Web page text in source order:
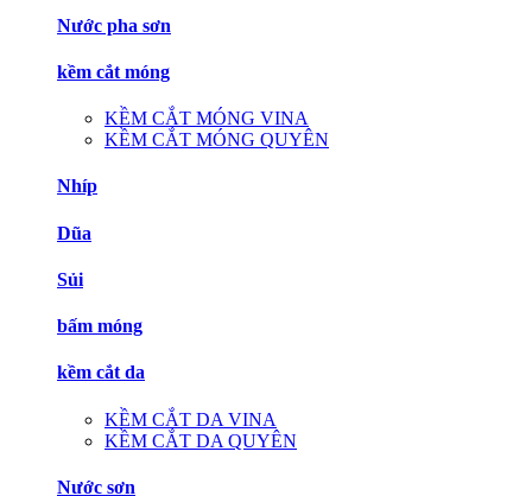
Nước pha sơn
kềm cắt móng
KỀM CẮT MÓNG VINA
KỀM CẮT MÓNG QUYÊN
Nhíp
Dũa
Sủi
bấm móng
kềm cắt da
KỀM CẮT DA VINA
KỀM CẮT DA QUYÊN
Nước sơn